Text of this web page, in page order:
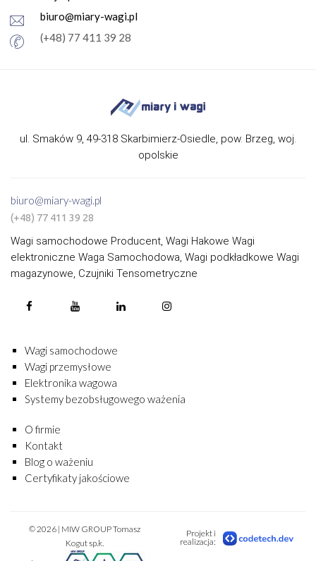
biuro@miary-wagi.pl
(+48) 77 411 39 28
ul. Smaków 9, 49-318 Skarbimierz-Osiedle, pow. Brzeg, woj.
opolskie
biuro@miary-wagi.pl
(+48) 77 411 39 28
Wagi samochodowe Producent, Wagi Hakowe Wagi
elektroniczne Waga Samochodowa, Wagi podkładkowe Wagi
magazynowe, Czujniki Tensometryczne
Wagi samochodowe
Wagi przemysłowe
Elektronika wagowa
Systemy bezobsługowego ważenia
O firmie
Kontakt
Blog o ważeniu
Certyfikaty jakościowe
© 2026 | MIW GROUP Tomasz
Kogut sp.k.
Projekt i
realizacja: